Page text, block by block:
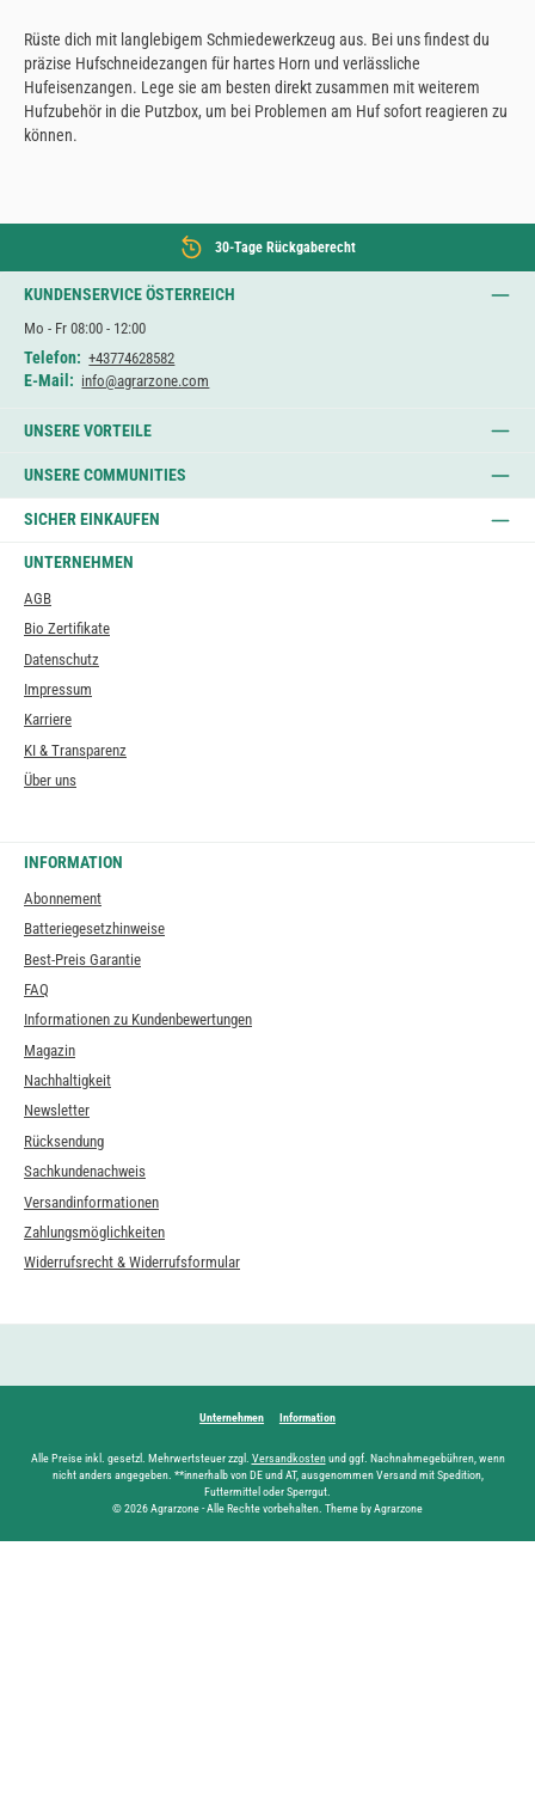
Rüste dich mit langlebigem Schmiedewerkzeug aus. Bei uns findest du
präzise Hufschneidezangen für hartes Horn und verlässliche
Hufeisenzangen. Lege sie am besten direkt zusammen mit weiterem
Hufzubehör in die Putzbox, um bei Problemen am Huf sofort reagieren zu
können.
30-Tage Rückgaberecht
KUNDENSERVICE ÖSTERREICH
Mo - Fr 08:00 - 12:00
Telefon: +43774628582
E-Mail: info@agrarzone.com
UNSERE VORTEILE
UNSERE COMMUNITIES
SICHER EINKAUFEN
UNTERNEHMEN
AGB
Bio Zertifikate
Datenschutz
Impressum
Karriere
KI & Transparenz
Über uns
INFORMATION
Abonnement
Batteriegesetzhinweise
Best-Preis Garantie
FAQ
Informationen zu Kundenbewertungen
Magazin
Nachhaltigkeit
Newsletter
Rücksendung
Sachkundenachweis
Versandinformationen
Zahlungsmöglichkeiten
Widerrufsrecht & Widerrufsformular
Unternehmen Information
Alle Preise inkl. gesetzl. Mehrwertsteuer zzgl. Versandkostenund ggf. Nachnahmegebühren, wenn
nicht anders angegeben. **innerhalb von DE und AT, ausgenommen Versand mit Spedition,
Futtermittel oder Sperrgut.
© 2026 Agrarzone - Alle Rechte vorbehalten. Theme by Agrarzone